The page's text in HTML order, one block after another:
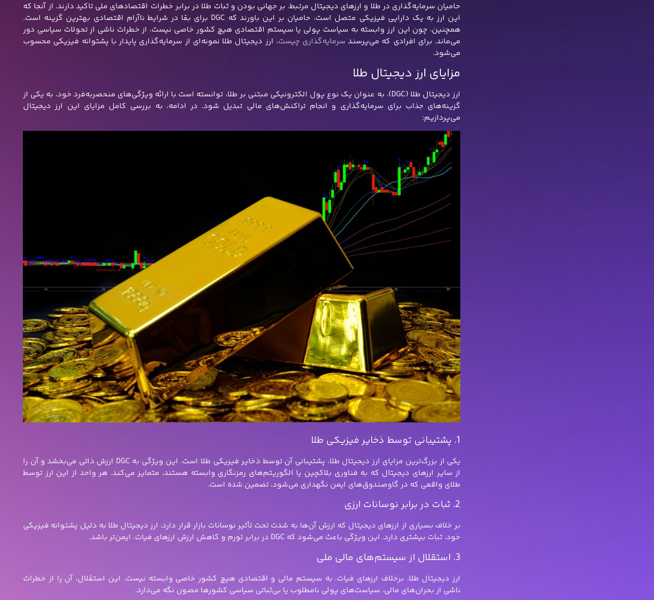
حامیان سرمایه‌گذاری در طلا و ارزهای دیجیتال مرتبط، بر جهانی بودن و ثبات طلا در برابر خطرات اقتصادهای ملی تاکید دارند. از آنجا که
این ارز به یک دارایی فیزیکی متصل است، حامیان بر این باورند که DGC برای بقا در شرایط ناآرام اقتصادی بهترین گزینه است.
همچنین، چون این ارز وابسته به سیاست پولی یا سیستم اقتصادی هیچ کشور خاصی نیست، از خطرات ناشی از تحولات سیاسی دور
می‌ماند. برای افرادی که می‌پرسند سرمایه‌گذاری چیست، ارز دیجیتال طلا نمونه‌ای از سرمایه‌گذاری پایدار با پشتوانه فیزیکی محسوب
می‌شود.
مزایای ارز دیجیتال طلا
ارز دیجیتال طلا (DGC)، به عنوان یک نوع پول الکترونیکی مبتنی بر طلا، توانسته است با ارائه ویژگی‌های منحصربه‌فرد خود، به یکی از
گزینه‌های جذاب برای سرمایه‌گذاری و انجام تراکنش‌های مالی تبدیل شود. در ادامه، به بررسی کامل مزایای این ارز دیجیتال
می‌پردازیم:
1. پشتیبانی توسط ذخایر فیزیکی طلا
یکی از بزرگ‌ترین مزایای ارز دیجیتال طلا، پشتیبانی آن توسط ذخایر فیزیکی طلا است. این ویژگی به DGC ارزش ذاتی می‌بخشد و آن را
از سایر ارزهای دیجیتال که به فناوری بلاکچین یا الگوریتم‌های رمزنگاری وابسته هستند، متمایز می‌کند. هر واحد از این ارز توسط
طلای واقعی که در گاوصندوق‌های ایمن نگهداری می‌شود، تضمین شده است.
2. ثبات در برابر نوسانات ارزی
بر خلاف بسیاری از ارزهای دیجیتال که ارزش آن‌ها به شدت تحت تأثیر نوسانات بازار قرار دارد، ارز دیجیتال طلا به دلیل پشتوانه فیزیکی
خود، ثبات بیشتری دارد. این ویژگی باعث می‌شود که DGC در برابر تورم و کاهش ارزش ارزهای فیات، ایمن‌تر باشد.
3. استقلال از سیستم‌های مالی ملی
ارز دیجیتال طلا، برخلاف ارزهای فیات، به سیستم مالی و اقتصادی هیچ کشور خاصی وابسته نیست. این استقلال، آن را از خطرات
ناشی از بحران‌های مالی، سیاست‌های پولی نامطلوب یا بی‌ثباتی سیاسی کشورها مصون نگه می‌دارد.